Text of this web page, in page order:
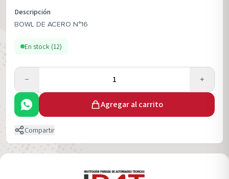
Descripción
BOWL DE ACERO N°16
En stock (12)
− 1 +
Agregar al carrito
Compartir